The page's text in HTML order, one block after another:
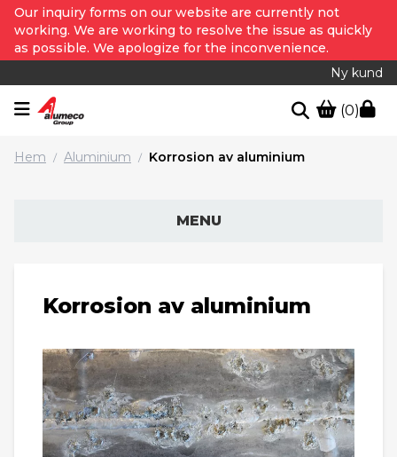
Our inquiry forms on our website are currently not
working. We are working to resolve the issue as quickly
as possible. We apologize for the inconvenience.
Ny kund
(0)
Hem / Aluminium / Korrosion av aluminium
MENU
Korrosion av aluminium